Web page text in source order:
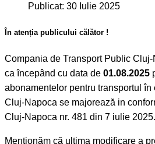
Publicat: 30 Iulie 2025
În atenția publicului călător !
Compania de Transport Public
ca începând cu data de 01.08.2025
abonamentelor pentru transportul în
Cluj-Napoca se majorează in
Cluj-Napoca nr. 481 din 7 iulie 2025.
Menționăm că ultima modificare a